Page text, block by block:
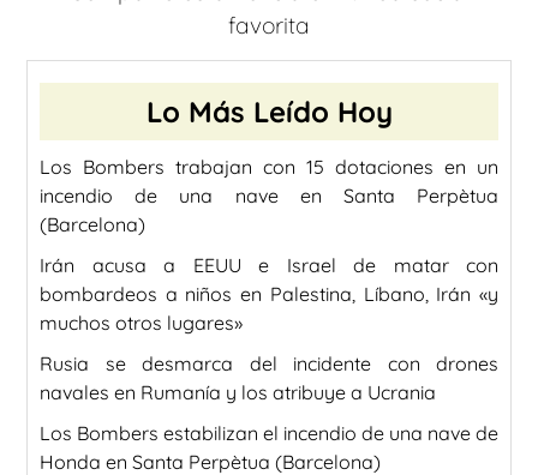
favorita
Lo Más Leído Hoy
Los Bombers trabajan con 15 dotaciones en un
incendio de una nave en Santa Perpètua
(Barcelona)
Irán acusa a EEUU e Israel de matar con
bombardeos a niños en Palestina, Líbano, Irán «y
muchos otros lugares»
Rusia se desmarca del incidente con drones
navales en Rumanía y los atribuye a Ucrania
Los Bombers estabilizan el incendio de una nave de
Honda en Santa Perpètua (Barcelona)